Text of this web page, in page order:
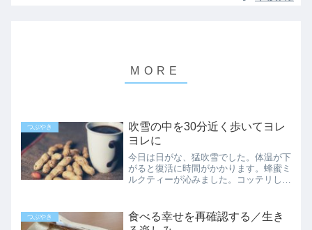
つぶやき
吹雪の中を30分近く歩いてヨレ
ヨレに
今日は日がな、猛吹雪でした。体温が下
がると復活に時間がかかります。蜂蜜ミ
ルクティーが沁みました。コッテリした
て…今日、午前中にリハビリがあったの
ですが、いつも遅れるバス...
つぶやき
食べる幸せを再確認する／生き